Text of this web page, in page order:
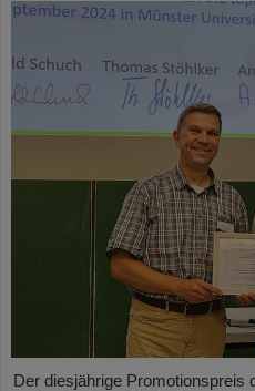
Der diesjährige Promotionspreis